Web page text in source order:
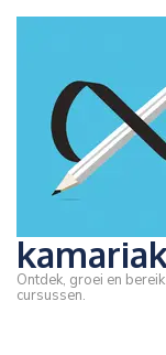
Ga
Enter)
Ontdek, groei en
cursussen.